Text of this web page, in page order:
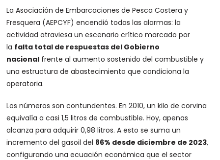
La Asociación de Embarcaciones de Pesca Costera y
Fresquera (AEPCYF) encendió todas las alarmas: la
actividad atraviesa un escenario crítico marcado por
la falta total de respuestas del Gobierno
nacional frente al aumento sostenido del combustible y
una estructura de abastecimiento que condiciona la
operatoria.
Los números son contundentes. En 2010, un kilo de corvina
equivalía a casi 1,5 litros de combustible. Hoy, apenas
alcanza para adquirir 0,98 litros. A esto se suma un
incremento del gasoil del 86% desde diciembre de 2023,
configurando una ecuación económica que el sector